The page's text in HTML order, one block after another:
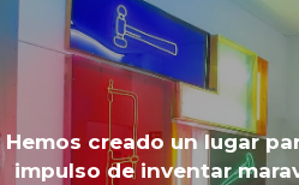
Hemos creado un lugar
impulso de inventar